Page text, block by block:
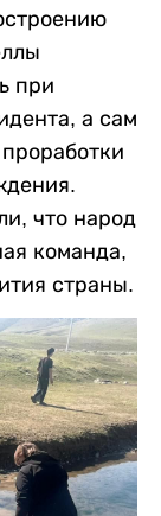
при
а сам
что народ
команда,
страны.